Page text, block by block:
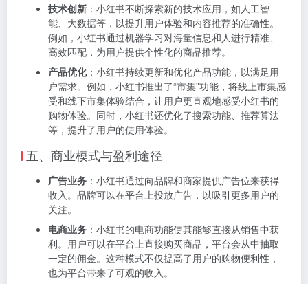
技术创新 ：小红书不断探索新的技术应用，如人工智
能、大数据等，以提升用户体验和内容推荐的准确性。
例如，小红书通过机器学习对海量信息和人进行精准、
高效匹配，为用户提供个性化的商品推荐。
产品优化：小红书持续更新和优化产品功能，以满足用
户需求。例如，小红书推出了“市集”功能，将线上市集感
受和线下市集体验结合，让用户更直观地感受小红书的
购物体验。同时，小红书还优化了搜索功能、推荐算法
等，提升了用户的使用体验。
五、商业模式与盈利途径
广告业务 ：小红书通过向品牌和商家提供广告位来获得
收入。品牌可以在平台上投放广告，以吸引更多用户的
关注。
电商业务 ：小红书的电商功能使其能够直接从销售中获
利。用户可以在平台上直接购买商品，平台会从中抽取
一定的佣金。这种模式不仅提高了用户的购物便利性，
也为平台带来了可观的收入。